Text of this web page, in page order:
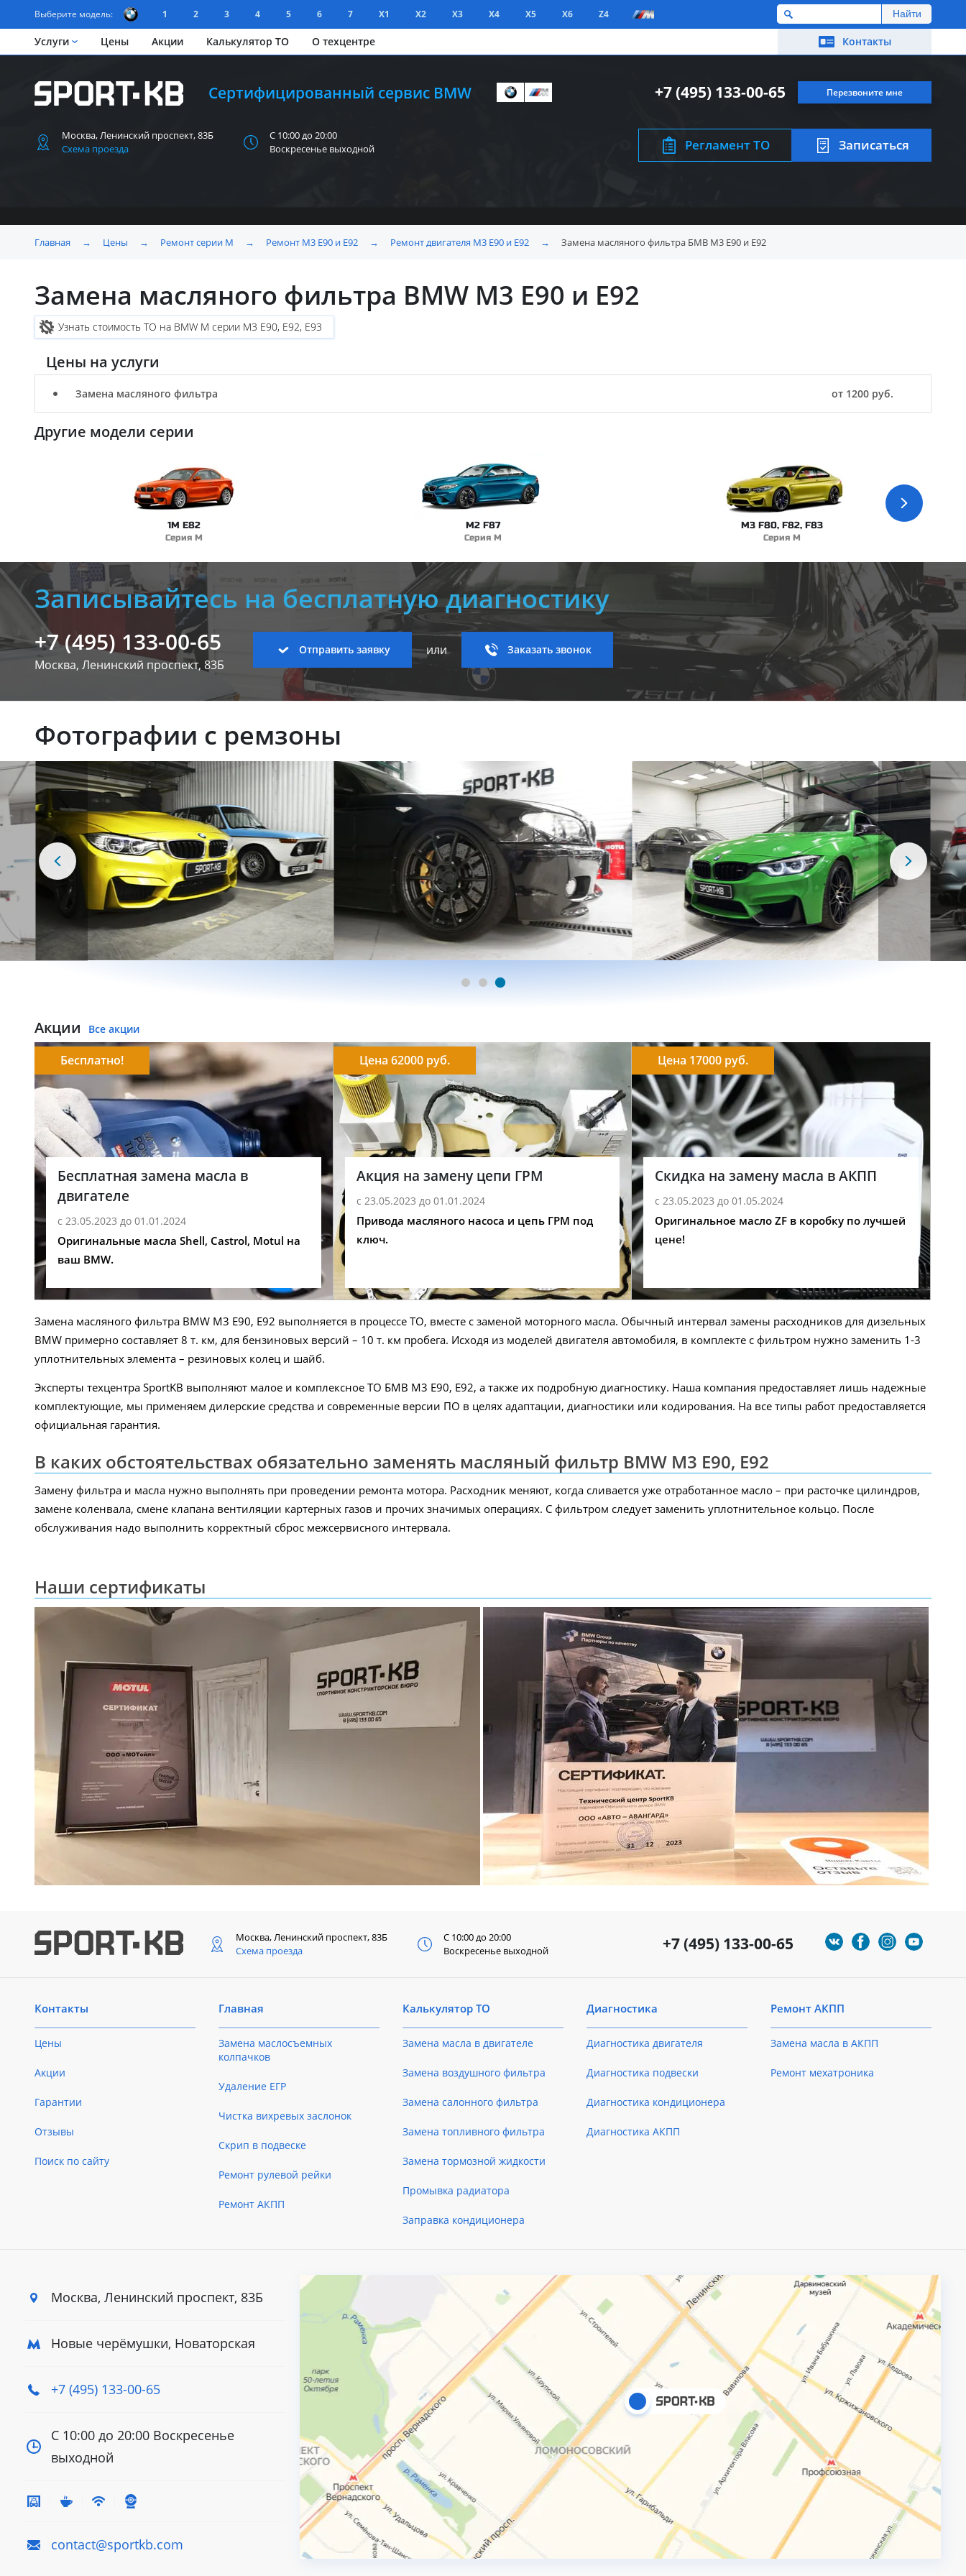
Выберите модель: 1 2 3 4 5 6 7 X1 X2 X3 X4 X5 X6 Z4
Услуги Цены Акции Калькулятор ТО О техцентре Контакты
Сертифицированный сервис BMW Перезвоните мне
+7 (495) 133-00-65
Москва, Ленинский проспект, 83Б
Схема проезда
С 10:00 до 20:00
Воскресенье выходной
Регламент ТО Записаться
Главная → Цены → Ремонт серии M → Ремонт M3 E90 и E92 → Ремонт двигателя M3 E90 и E92 → Замена масляного фильтра БМВ M3 E90 и E92
Замена масляного фильтра BMW M3 E90 и E92
Узнать стоимость ТО на BMW M серии M3 E90, E92, E93
Цены на услуги
Замена масляного фильтра от 1200 руб.
Другие модели серии
1M E82
Серия M
M2 F87
Серия M
M3 F80, F82, F83
Серия M
Записывайтесь на бесплатную диагностику
+7 (495) 133-00-65
Москва, Ленинский проспект, 83Б
Отправить заявку или Заказать звонок
Фотографии с ремзоны
Акции Все акции
Бесплатная замена масла в
двигателе
с 23.05.2023 до 01.01.2024
Бесплатно!
Оригинальные масла Shell, Castrol, Motul на
ваш BMW.
Акция на замену цепи ГРМ
с 23.05.2023 до 01.01.2024
Цена 62000 руб.
Привода масляного насоса и цепь ГРМ под
ключ.
Скидка на замену масла в АКПП
с 23.05.2023 до 01.05.2024
Цена 17000 руб.
Оригинальное масло ZF в коробку по лучшей
цене!
Замена масляного фильтра BMW M3 E90, E92 выполняется в процессе ТО, вместе с заменой моторного масла. Обычный интервал замены расходников для дизельных
BMW примерно составляет 8 т. км, для бензиновых версий – 10 т. км пробега. Исходя из моделей двигателя автомобиля, в комплекте с фильтром нужно заменить 1-3
уплотнительных элемента – резиновых колец и шайб.
Эксперты техцентра SportKB выполняют малое и комплексное ТО БМВ M3 E90, E92, а также их подробную диагностику. Наша компания предоставляет лишь надежные
комплектующие, мы применяем дилерские средства и современные версии ПО в целях адаптации, диагностики или кодирования. На все типы работ предоставляется
официальная гарантия.
В каких обстоятельствах обязательно заменять масляный фильтр BMW M3 E90, E92
Замену фильтра и масла нужно выполнять при проведении ремонта мотора. Расходник меняют, когда сливается уже отработанное масло – при расточке цилиндров,
замене коленвала, смене клапана вентиляции картерных газов и прочих значимых операциях. С фильтром следует заменить уплотнительное кольцо. После
обслуживания надо выполнить корректный сброс межсервисного интервала.
Наши сертификаты
+7 (495) 133-00-65
Москва, Ленинский проспект, 83Б
Схема проезда
С 10:00 до 20:00
Воскресенье выходной
Контакты
Цены
Акции
Гарантии
Отзывы
Поиск по сайту
Главная
Замена маслосъемных
колпачков
Удаление ЕГР
Чистка вихревых заслонок
Скрип в подвеске
Ремонт рулевой рейки
Ремонт АКПП
Калькулятор ТО
Замена масла в двигателе
Замена воздушного фильтра
Замена салонного фильтра
Замена топливного фильтра
Замена тормозной жидкости
Промывка радиатора
Заправка кондиционера
Диагностика
Диагностика двигателя
Диагностика подвески
Диагностика кондиционера
Диагностика АКПП
Ремонт АКПП
Замена масла в АКПП
Ремонт мехатроника
Москва, Ленинский проспект, 83Б
Новые черёмушки, Новаторская
+7 (495) 133-00-65
С 10:00 до 20:00 Воскресенье
выходной
contact@sportkb.com